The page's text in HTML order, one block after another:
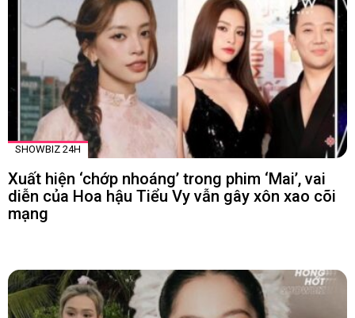
SHOWBIZ 24H
Xuất hiện ‘chớp nhoáng’ trong phim ‘Mai’, vai
diễn của Hoa hậu Tiểu Vy vẫn gây xôn xao cõi
mạng